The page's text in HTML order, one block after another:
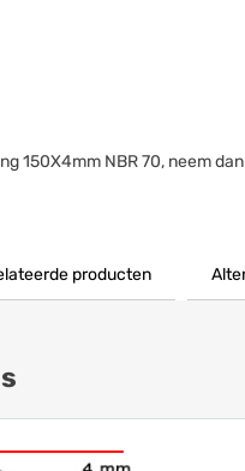
150X4mm NBR 70, neem
producten